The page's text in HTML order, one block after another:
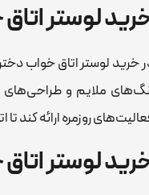
لوستر
خرید لوستر اتاق خواب
ملایم و طراحی‌های
روزمره ارائه کند
لوستر